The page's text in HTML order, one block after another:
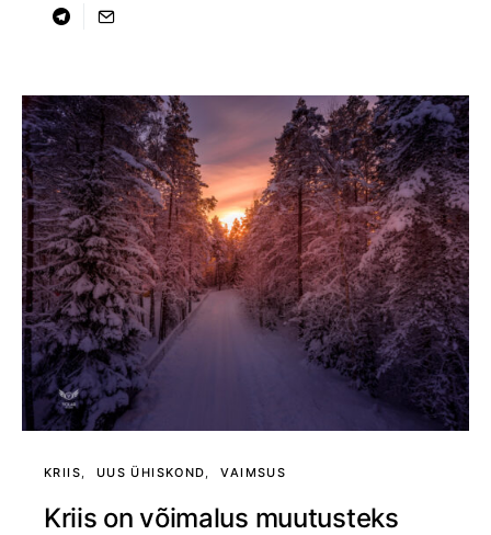
KRIIS UUS ÜHISKOND VAIMSUS
Kriis on võimalus muutusteks